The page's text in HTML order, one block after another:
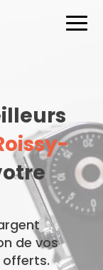
de vos